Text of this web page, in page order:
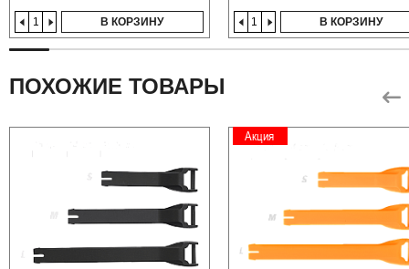
В КОРЗИНУ В КОРЗИНУ
ПОХОЖИЕ ТОВАРЫ
Акция